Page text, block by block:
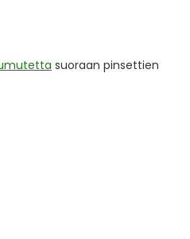
suoraan pinsettien